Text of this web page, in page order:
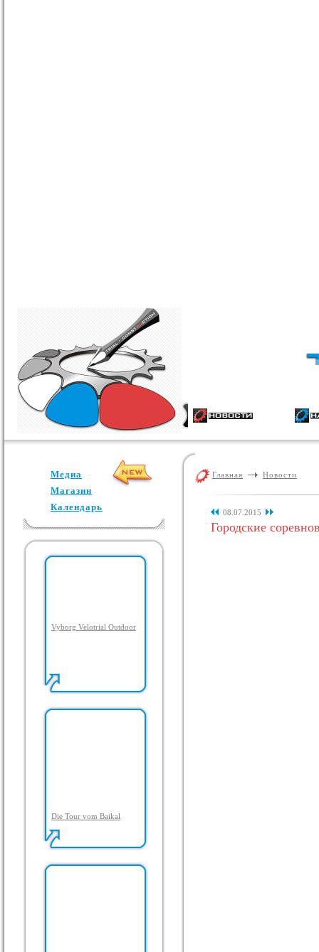
Медиа
Магазин
Календарь
Vyborg Velotrial Outdoor
Die Tour vom Baikal
Главная Новости
08.07.2015
Городские